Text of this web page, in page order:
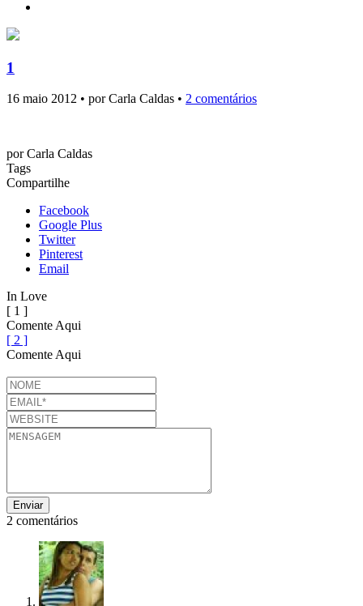
1
16 maio 2012 • por Carla Caldas • 2 comentários
porCarla Caldas
Tags
Compartilhe
Facebook
Google Plus
Twitter
Pinterest
Email
In Love
[ 1 ]
Comente Aqui
[ 2 ]
Comente Aqui
2 comentários